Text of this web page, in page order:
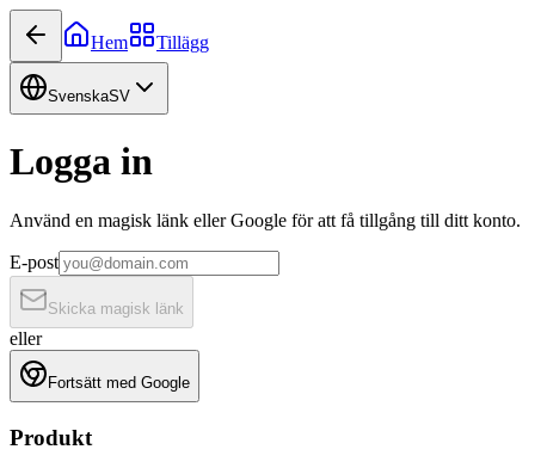
Hem Tillägg
SvenskaSV
Logga in
Använd en magisk länk eller Google för att få tillgång till ditt konto.
E-post
Skicka magisk länk
eller
Fortsätt med Google
Produkt